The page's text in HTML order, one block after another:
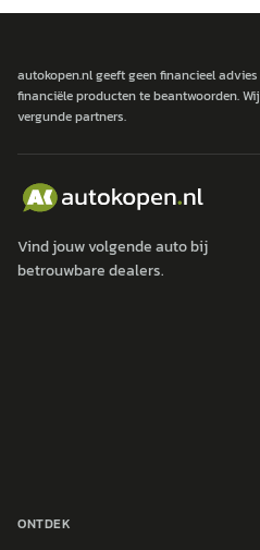
autokopen.nl geeft geen financieel
financiële producten te beantwoorden.
vergunde partners.
Vind jouw volgende auto bij
betrouwbare dealers.
ONTDEK